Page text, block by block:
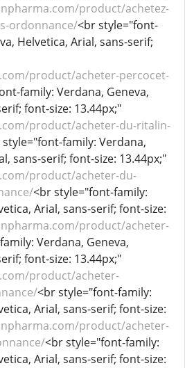
product/achetez-
ordonnance/<br style="font-
Helvetica, Arial, sans-serif;
product/acheter-percocet-
family: Verdana, Geneva,
font-size: 13.44px;"
product/acheter-du-ritalin-
family: Verdana,
sans-serif; font-size: 13.44px;"
product/acheter-du-
<br style="font-family:
Arial, sans-serif; font-size:
product/acheter-
Verdana, Geneva,
font-size: 13.44px;"
product/acheter-
<br style="font-family:
Arial, sans-serif; font-size:
product/acheter-
<br style="font-family:
Arial, sans-serif; font-size: